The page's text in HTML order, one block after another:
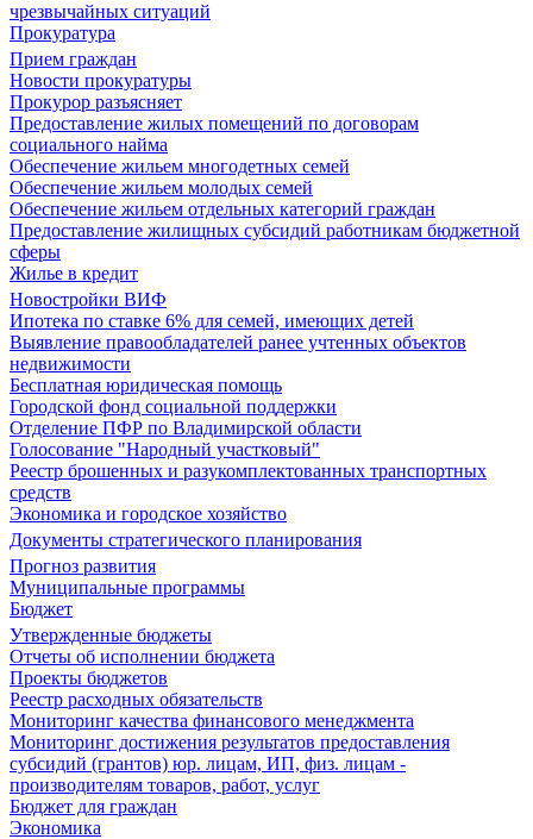
чрезвычайных ситуаций
Прокуратура
Прием граждан
Новости прокуратуры
Прокурор разъясняет
Предоставление жилых помещений по договорам
социального найма
Обеспечение жильем многодетных семей
Обеспечение жильем молодых семей
Обеспечение жильем отдельных категорий граждан
Предоставление жилищных субсидий работникам бюджетной
сферы
Жилье в кредит
Новостройки ВИФ
Ипотека по ставке 6% для семей, имеющих детей
Выявление правообладателей ранее учтенных объектов
недвижимости
Бесплатная юридическая помощь
Городской фонд социальной поддержки
Отделение ПФР по Владимирской области
Голосование "Народный участковый"
Реестр брошенных и разукомплектованных транспортных
средств
Экономика и городское хозяйство
Документы стратегического планирования
Прогноз развития
Муниципальные программы
Бюджет
Утвержденные бюджеты
Отчеты об исполнении бюджета
Проекты бюджетов
Реестр расходных обязательств
Мониторинг качества финансового менеджмента
Мониторинг достижения результатов предоставления
субсидий (грантов) юр. лицам, ИП, физ. лицам -
производителям товаров, работ, услуг
Бюджет для граждан
Экономика